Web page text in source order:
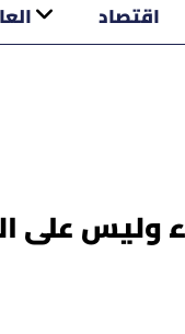
اقتصاد
وليس